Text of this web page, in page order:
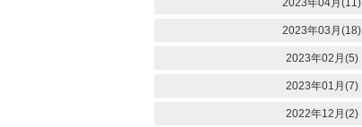
2023年04月(11)
2023年03月(18)
2023年02月(5)
2023年01月(7)
2022年12月(2)